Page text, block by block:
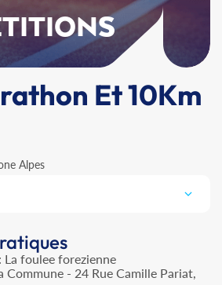
Et 10Km
Alpes
foulee forezienne
Commune - 24 Rue Camille Pariat,